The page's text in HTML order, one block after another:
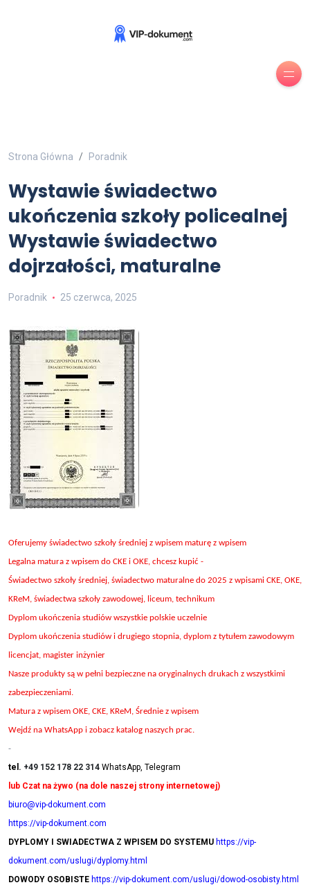
Strona Główna Poradnik
Wystawie świadectwo
ukończenia szkoły policealnej
Wystawie świadectwo
dojrzałości, maturalne
Poradnik 25 czerwca, 2025
Oferujemy świadectwo szkoły średniej z wpisem maturę z wpisem
Legalna matura z wpisem do CKE i OKE, chcesz kupić -
Świadectwo szkoły średniej, świadectwo maturalne do 2025 z wpisami CKE, OKE,
KReM, świadectwa szkoły zawodowej, liceum, technikum
Dyplom ukończenia studiów wszystkie polskie uczelnie
Dyplom ukończenia studiów i drugiego stopnia, dyplom z tytułem zawodowym
licencjat, magister inżynier
Nasze produkty są w pełni bezpieczne na oryginalnych drukach z wszystkimi
zabezpieczeniami.
Matura z wpisem OKE, CKE, KReM, Średnie z wpisem
Wejdź na WhatsApp i zobacz katalog naszych prac.
-
tel. +49 152 178 22 314 WhatsApp, Telegram
lub Czat na żywo (na dole naszej strony internetowej)
biuro@vip-dokument.com
https://vip-dokument.com
DYPLOMY I SWIADECTWA Z WPISEM DO SYSTEMU https://vip-
dokument.com/uslugi/dyplomy.html
DOWODY OSOBISTE https://vip-dokument.com/uslugi/dowod-osobisty.html